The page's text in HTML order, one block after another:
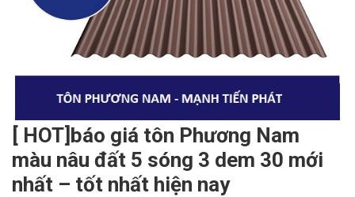
[ HOT]báo giá tôn Phương Nam
màu nâu đất 5 sóng 3 dem 30 mới
nhất – tốt nhất hiện nay